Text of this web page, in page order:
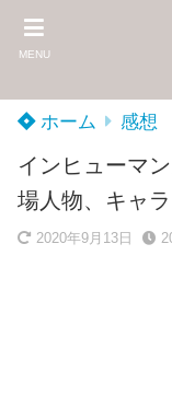
MENU
ホーム 感想
インヒューマ
場人物、キャ
2020年9月13日